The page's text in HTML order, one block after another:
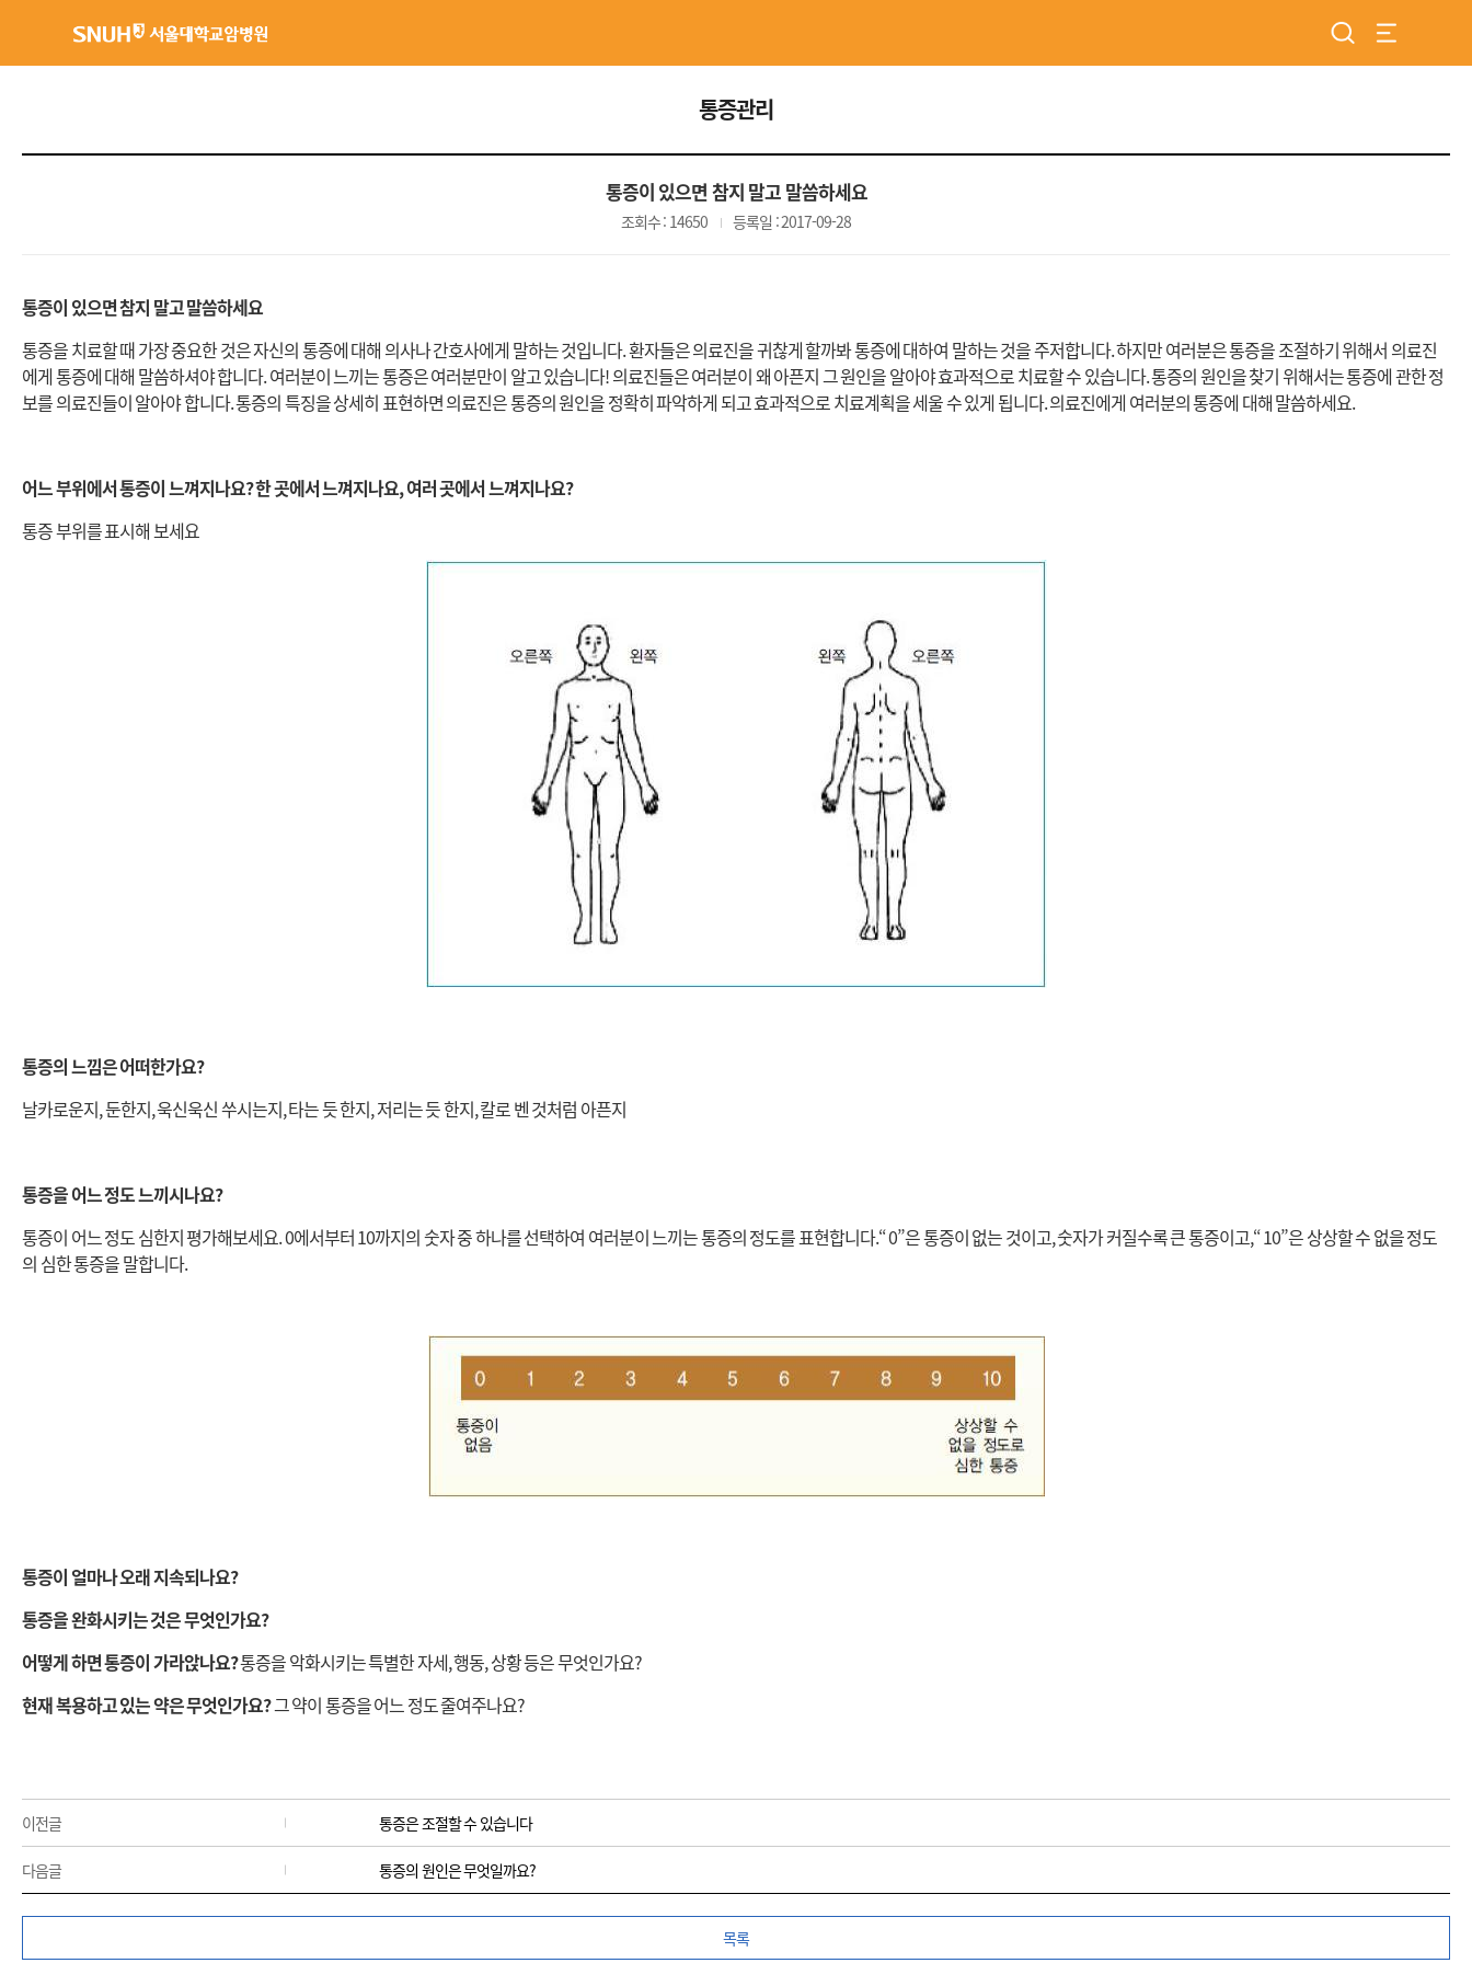
검색
통증관리
통증이 있으면 참지 말고 말씀하세요
조회수 : 14650 등록일 : 2017-09-28
통증이 있으면 참지 말고 말씀하세요
통증을 치료할 때 가장 중요한 것은 자신의 통증에 대해 의사나 간호사에게 말하는 것입니다. 환자들은 의료진을 귀찮게 할까봐 통증에 대하여 말하는 것을 주저합니다.하지만 여러분은 통증을 조절하기 위해서 의료진
에게 통증에 대해 말씀하셔야 합니다. 여러분이 느끼는 통증은 여러분만이 알고 있습니다!의료진들은 여러분이 왜 아픈지 그 원인을 알아야 효과적으로 치료할 수 있습니다. 통증의 원인을 찾기 위해서는 통증에 관한 정
보를 의료진들이 알아야 합니다. 통증의 특징을 상세히 표현하면 의료진은 통증의 원인을 정확히 파악하게 되고 효과적으로 치료계획을 세울 수 있게 됩니다.의료진에게 여러분의 통증에 대해 말씀하세요.
어느 부위에서 통증이 느껴지나요? 한 곳에서 느껴지나요, 여러 곳에서 느껴지나요?
통증 부위를 표시해 보세요
통증의 느낌은 어떠한가요?
날카로운지, 둔한지, 욱신욱신 쑤시는지, 타는 듯 한지, 저리는 듯 한지, 칼로 벤 것처럼 아픈지
통증을 어느 정도 느끼시나요?
통증이 어느 정도 심한지 평가해보세요.0에서부터 10까지의 숫자 중 하나를 선택하여 여러분이 느끼는 통증의 정도를 표현합니다.“ 0”은 통증이 없는 것이고, 숫자가 커질수록 큰 통증이고,“ 10”은 상상할 수 없을 정도
의 심한 통증을 말합니다.
통증이 얼마나 오래 지속되나요?
통증을 완화시키는 것은 무엇인가요?
어떻게 하면 통증이 가라앉나요?통증을 악화시키는 특별한 자세, 행동, 상황 등은 무엇인가요?
현재 복용하고 있는 약은 무엇인가요?그 약이 통증을 어느 정도 줄여주나요?
이전글 통증은 조절할 수 있습니다
다음글 통증의 원인은 무엇일까요?
목록